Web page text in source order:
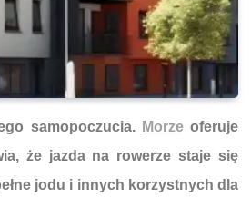
samopoczucia. Morzeoferuje
że jazda na rowerze staje się
jodu i innych korzystnych dla